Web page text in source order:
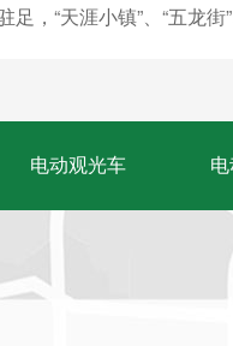
足，“天涯小镇”、“五龙街
电动观光车